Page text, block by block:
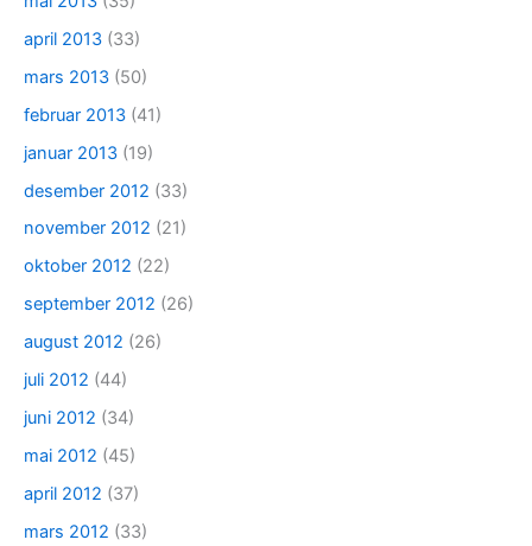
april 2013 (33)
mars 2013 (50)
februar 2013 (41)
januar 2013 (19)
desember 2012 (33)
november 2012 (21)
oktober 2012 (22)
september 2012 (26)
august 2012 (26)
juli 2012 (44)
juni 2012 (34)
mai 2012 (45)
april 2012 (37)
mars 2012 (33)